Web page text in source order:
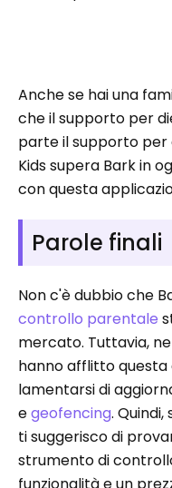
Anche se hai una
che il supporto per
parte il supporto per
Kids supera Bark in
con questa
Parole finali
Non c'è dubbio che
controllo parentale
mercato. Tuttavia,
hanno afflitto questa
lamentarsi di
egeofencing.
ti ​​suggerisco di
strumento di